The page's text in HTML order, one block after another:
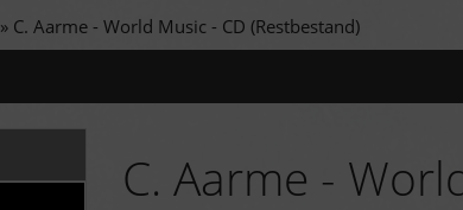
» C. Aarme - World Music - CD (Restbestand)
C. Aarme -